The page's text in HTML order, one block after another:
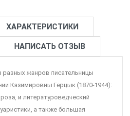
ХАРАКТЕРИСТИКИ
НАПИСАТЬ ОТЗЫВ
разных жанров писательницы
Казимировны Герцык (1870-1944):
и литературоведческий
а также большая